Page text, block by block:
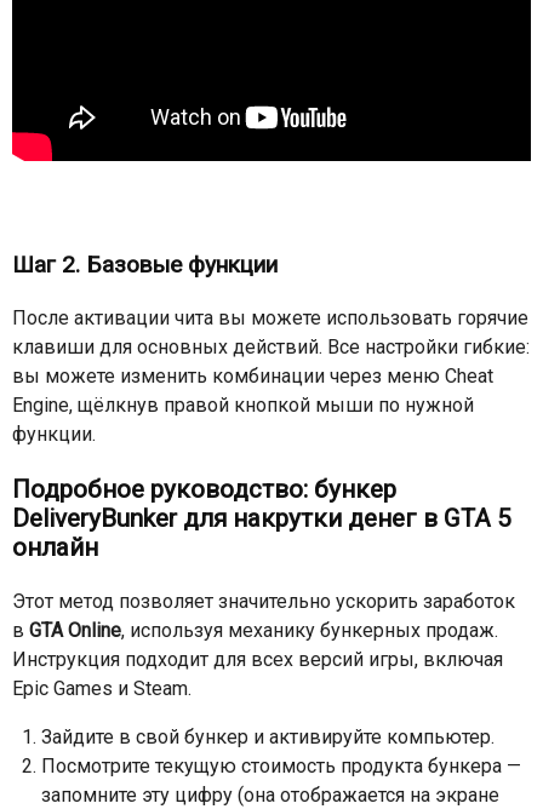
Шаг 2. Базовые функции
После активации чита вы можете использовать горячие
клавиши для основных действий. Все настройки гибкие:
вы можете изменить комбинации через меню Cheat
Engine, щёлкнув правой кнопкой мыши по нужной
функции.
Подробное руководство: бункер
DeliveryBunker для накрутки денег в GTA 5
онлайн
Этот метод позволяет значительно ускорить заработок
в GTA Online, используя механику бункерных продаж.
Инструкция подходит для всех версий игры, включая
Epic Games и Steam.
Зайдите в свой бункер и активируйте компьютер.
Посмотрите текущую стоимость продукта бункера —
запомните эту цифру (она отображается на экране